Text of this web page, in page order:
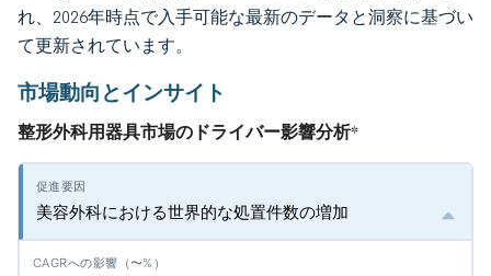
れ、2026年時点で入手可能な最新のデータと洞察に基づい
て更新されています。
市場動向とインサイト
整形外科用器具市場のドライバー影響分析*
美容外科における世界的な処置件数の増加